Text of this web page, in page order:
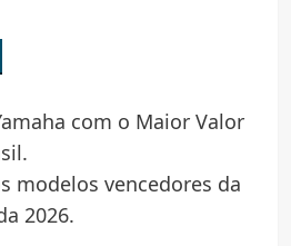
com o Maior Valor
modelos vencedores da
2026.